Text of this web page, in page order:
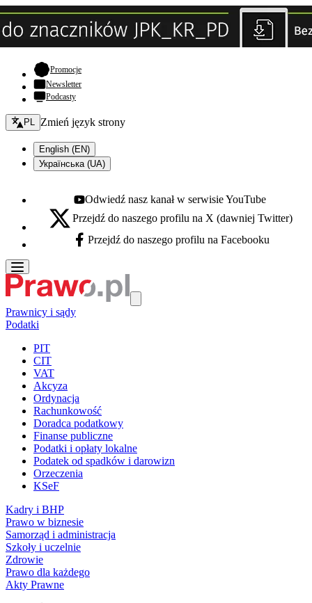
Promocje- otwiera się w nowej karcie
Newsletter
Podcasty
Zmień język - bieżący:
PL Zmień język strony
English (EN)
Українська (UA)
Youtube - otwiera się w nowej karcie
Odwiedź nasz kanał w serwisie YouTube
X - otwiera się w nowej karcie
Przejdź do naszego profilu na X (dawniej Twitter)
Facebook - otwiera się w nowej karcie
Przejdź do naszego profilu na Facebooku
Prawnicy i sądy
Podatki
PIT
CIT
VAT
Akcyza
Ordynacja
Rachunkowość
Doradca podatkowy
Finanse publiczne
Podatki i opłaty lokalne
Podatek od spadków i darowizn
Orzeczenia
KSeF
Kadry i BHP
Prawo w biznesie
Samorząd i administracja
Szkoły i uczelnie
Zdrowie
Prawo dla każdego
Akty Prawne